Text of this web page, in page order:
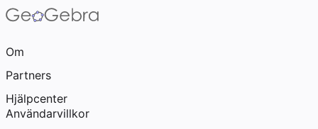
Om
Partners
Hjälpcenter
Användarvillkor